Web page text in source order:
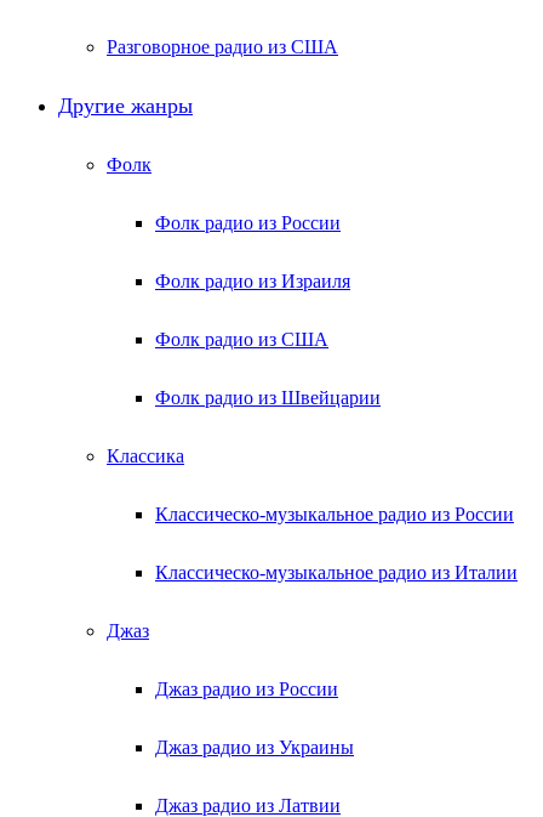
Разговорное радио из США
Другие жанры
Фолк
Фолк радио из России
Фолк радио из Израиля
Фолк радио из США
Фолк радио из Швейцарии
Классика
Классическо-музыкальное радио из России
Классическо-музыкальное радио из Италии
Джаз
Джаз радио из России
Джаз радио из Украины
Джаз радио из Латвии